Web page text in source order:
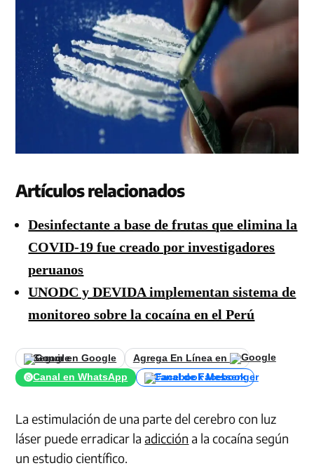
Artículos relacionados
Desinfectante a base de frutas que elimina la
COVID-19 fue creado por investigadores
peruanos
UNODC y DEVIDA implementan sistema de
monitoreo sobre la cocaína en el Perú
Seguir en Google
Agrega En Línea en
Canal en WhatsApp
Canal de Facebook
La estimulación de una parte del cerebro con luz
láser puede erradicar laadicción a la cocaína según
un estudio científico.